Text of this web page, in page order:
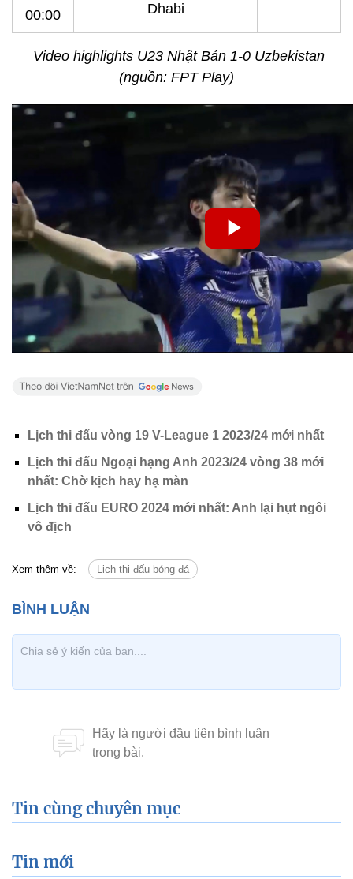
00:00
Dhabi
Video highlights U23 Nhật Bản 1-0 Uzbekistan
(nguồn: FPT Play)
Lịch thi đấu vòng 19 V-League 1 2023/24 mới nhất
Lịch thi đấu Ngoại hạng Anh 2023/24 vòng 38 mới
nhất: Chờ kịch hay hạ màn
Lịch thi đấu EURO 2024 mới nhất: Anh lại hụt ngôi
vô địch
Xem thêm về: Lịch thi đấu bóng đá
Tin cùng chuyên mục
Tin mới